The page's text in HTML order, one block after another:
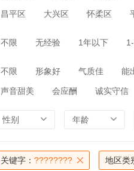
昌平区 大兴区 怀柔区
不限 无经验 1年以下
不限 形象好 气质佳 能
声音甜美 会应酬 诚实守信
性别 年龄
关键字： ???????? 地区类